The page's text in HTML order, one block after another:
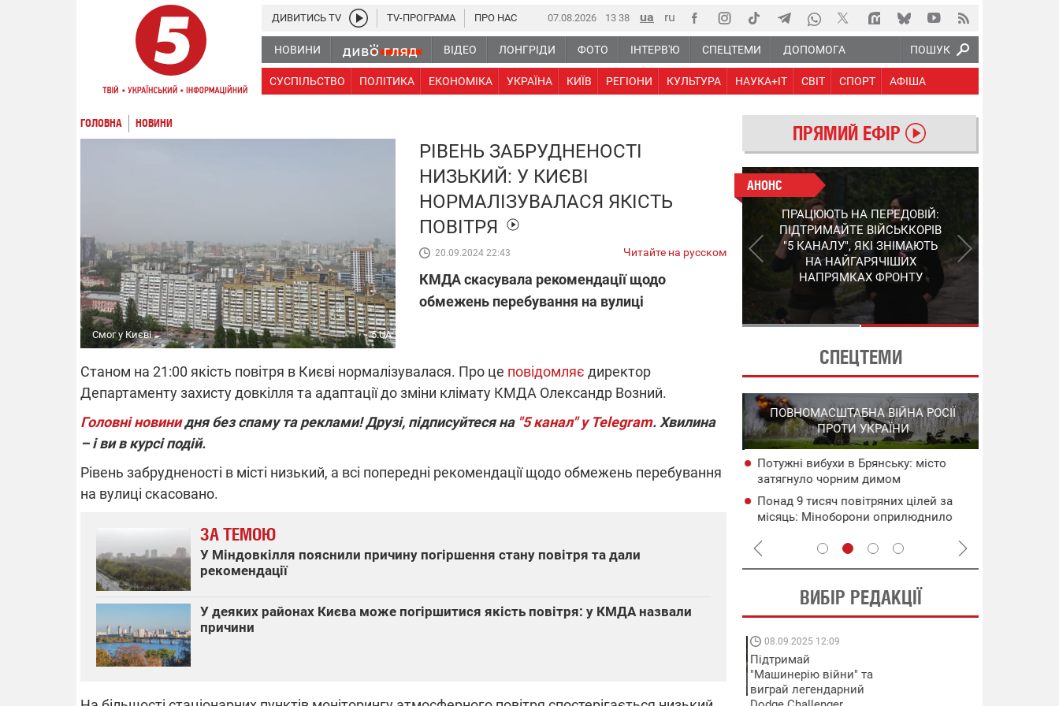
ПОШУК
07.08.2026 13:38
НОВИНИ ВІДЕО ЛОНГРІДИ ФОТО ІНТЕРВ'Ю СПЕЦТЕМИ ДОПОМОГА
СУСПІЛЬСТВО ПОЛІТИКА ЕКОНОМІКА УКРАЇНА КИЇВ РЕГІОНИ КУЛЬТУРА НАУКА+IT СВІТ СПОРТ АФІША
ДИВИТИСЬ TV TV-ПРОГРАМА ПРО НАС
ГОЛОВНА НОВИНИ
Смог у Києві 5.UA
РІВЕНЬ ЗАБРУДНЕНОСТІ
НИЗЬКИЙ: У КИЄВІ
НОРМАЛІЗУВАЛАСЯ ЯКІСТЬ
ПОВІТРЯ
20.09.2024 22:43 Читайте на русском
КМДА скасувала рекомендації щодо
обмежень перебування на вулиці
Станом на 21:00 якість повітря в Києві нормалізувалася. Про це повідомляє директор
Департаменту захисту довкілля та адаптації до зміни клімату КМДА Олександр Возний.
Головні новинидня без спаму та реклами! Друзі, підписуйтеся на "5 канал" у Telegram. Хвилина
– і ви в курсі подій.
Рівень забрудненості в місті низький, а всі попередні рекомендації щодо обмежень перебування
на вулиці скасовано.
ЗА ТЕМОЮ
У Міндовкілля пояснили причину погіршення стану повітря та дали
рекомендації
У деяких районах Києва може погіршитися якість повітря: у КМДА назвали
причини
ПРЯМИЙ ЕФІР
АНОНС
КІНЕЦЬ ВОРОЖИМ
"МОЛНІЯМ" ТА FPV: ЯК
УКРАЇНСЬКИЙ STEP-3
ЗМІНЮЄ ПРАВИЛА ГРИ –
ПОДРОБИЦІ ПРО
ПЕРЕХОПЛЮВАЧ
АНОНС
ПРАЦЮЮТЬ НА ПЕРЕДОВІЙ:
ПІДТРИМАЙТЕ ВІЙСЬККОРІВ
"5 КАНАЛУ", ЯКІ ЗНІМАЮТЬ
НА НАЙГАРЯЧІШИХ
НАПРЯМКАХ ФРОНТУ
СПЕЦТЕМИ
ВІДКЛЮЧЕННЯ СВІТЛА В УКРАЇНІ
Частина споживачів у чотирьох
областях залишається без світла після
ПЛІВКИ МІНДІЧА: СПРАВА
ОБОРУДОК ДРУГА ЗЕЛЕНСЬКОГО
Нова підозра у справі Міндіча: НАБУ
взялося за колишнього виконавчого
ПОВНОМАСШТАБНА ВІЙНА РОСІЇ
ПРОТИ УКРАЇНИ
Потужні вибухи в Брянську: місто
затягнуло чорним димом
Понад 9 тисяч повітряних цілей за
місяць: Міноборони оприлюднило
ВИБІР РЕДАКЦІЇ
08.09.2025 12:09
Підтримай
"Машинерію війни" та
виграй легендарний